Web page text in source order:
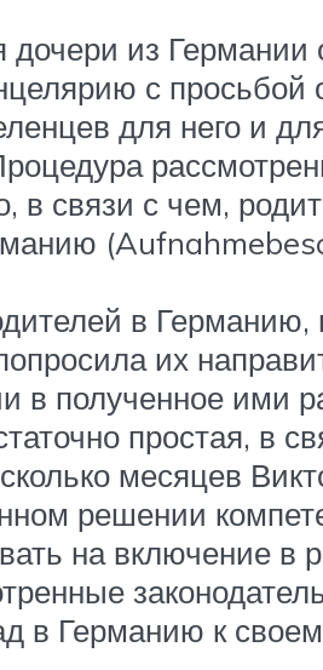
из
с
для него и
в связи с чем,
в
их
в полученное ими
простая, в
месяцев
решении
на включение
в Германию к